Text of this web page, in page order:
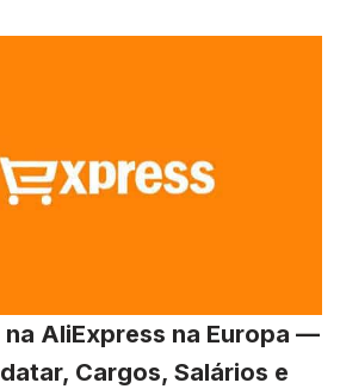
AliExpress na Europa —
Cargos, Salários e